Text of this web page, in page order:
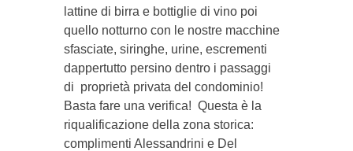
lattine di birra e bottiglie di vino poi
quello notturno con le nostre macchine
sfasciate, siringhe, urine, escrementi
dappertutto persino dentro i passaggi
di proprietà privata del condominio!
Basta fare una verifica! Questa è la
riqualificazione della zona storica:
complimenti Alessandrini e Del